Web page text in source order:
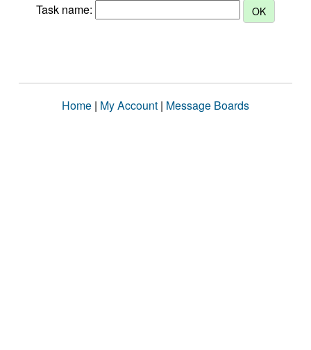
Task name:
Home | My Account | Message Boards